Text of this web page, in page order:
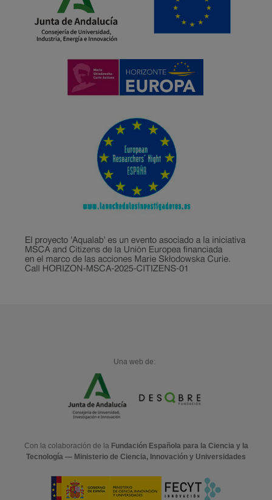
Una web de:
Con la colaboración de la Fundación Española para la Ciencia y la
Tecnología — Ministerio de Ciencia, Innovación y Universidades